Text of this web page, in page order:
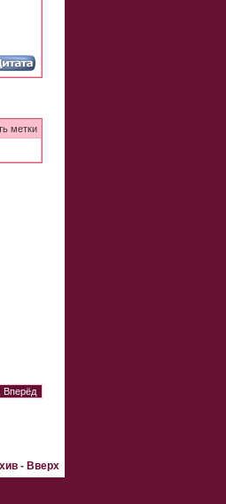
метки
- Вверх